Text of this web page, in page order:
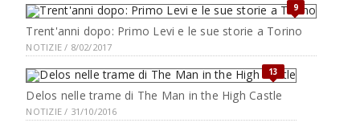
9
Trent'anni dopo: Primo Levi e le sue storie a Torino
NOTIZIE / 8/02/2017
13
Delos nelle trame di The Man in the High Castle
NOTIZIE / 31/10/2016